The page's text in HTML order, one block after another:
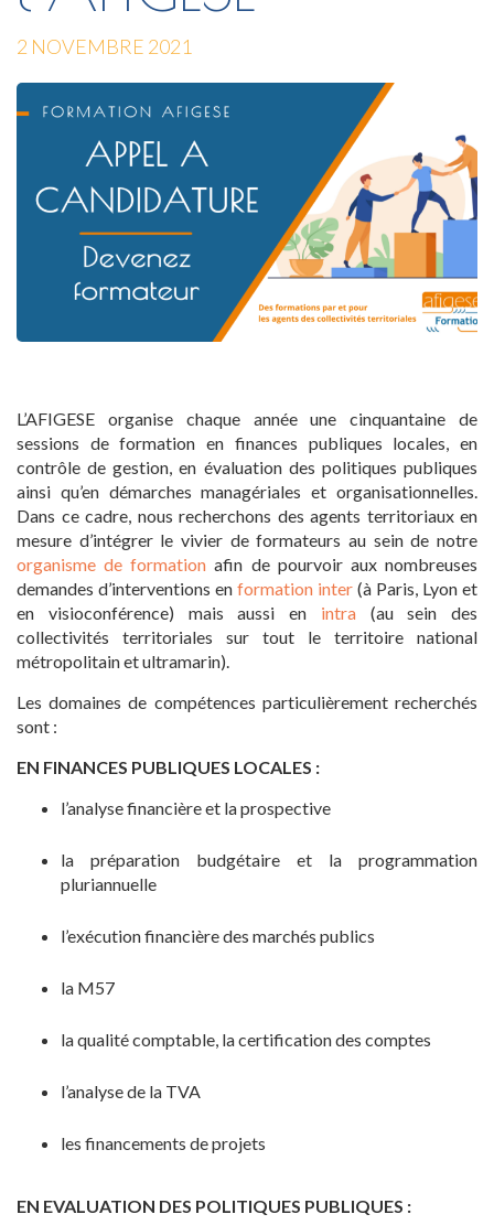
2 NOVEMBRE 2021
L’AFIGESE organise chaque année une cinquantaine de
sessions de formation en finances publiques locales, en
contrôle de gestion, en évaluation des politiques publiques
ainsi qu’en démarches managériales et organisationnelles.
Dans ce cadre, nous recherchons des agents territoriaux en
mesure d’intégrer le vivier de formateurs au sein de notre
organisme de formation afin de pourvoir aux nombreuses
demandes d’interventions en formation inter (à Paris, Lyon et
en visioconférence) mais aussi en intra(au sein des
collectivités territoriales sur tout le territoire national
métropolitain et ultramarin).
Les domaines de compétences particulièrement recherchés
sont :
EN FINANCES PUBLIQUES LOCALES :
l’analyse financière et la prospective
la préparation budgétaire et la programmation
pluriannuelle
l’exécution financière des marchés publics
la M57
la qualité comptable, la certification des comptes
l’analyse de la TVA
les financements de projets
EN EVALUATION DES POLITIQUES PUBLIQUES :